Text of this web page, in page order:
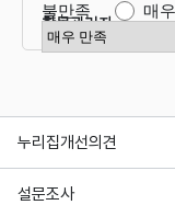
불만족
매
만족도 점수 선택
항목관리자
누리집개선의견
설문조사